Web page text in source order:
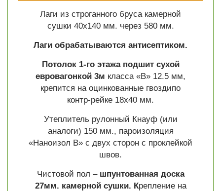
Лаги из строганного бруса камерной
сушки 40х140 мм. через 580 мм.
Лаги обрабатываются антисептиком.
Потолок 1-го этажа подшит сухой
евровагонкой 3м класса «В» 12.5 мм,
крепится на оцинкованные гвоздипо
контр-рейке 18х40 мм.
Утеплитель рулонный Кнауф (или
аналоги) 150 мм., пароизоляция
«Наноизол В» с двух сторон с проклейкой
швов.
Чистовой пол – шпунтованная доска
27мм. камерной сушки. Крепление на